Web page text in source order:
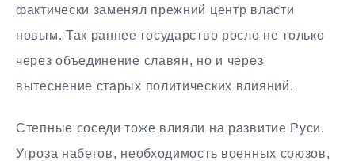
фактически заменял прежний центр власти
новым. Так раннее государство росло не только
через объединение славян, но и через
вытеснение старых политических влияний.
Степные соседи тоже влияли на развитие Руси.
Угроза набегов, необходимость военных союзов,